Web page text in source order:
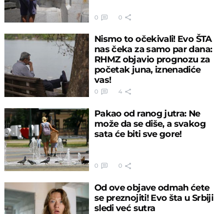
0 0
Nismo to očekivali! Evo ŠTA
nas čeka za samo par dana:
RHMZ objavio prognozu za
početak juna, iznenadiće
vas!
0 4
Pakao od ranog jutra: Ne
može da se diše, a svakog
sata će biti sve gore!
0 0
Od ove objave odmah ćete
se preznojiti! Evo šta u Srbiji
sledi već sutra